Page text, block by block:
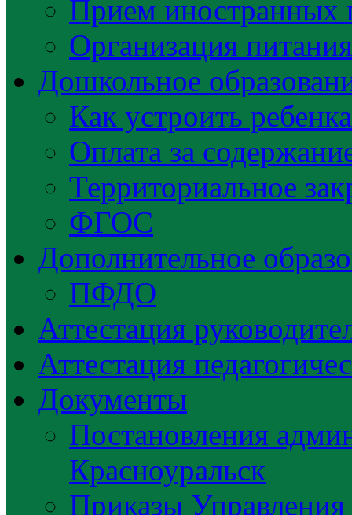
Прием иностранных
Организация
Дошкольное
Как устроить
Оплата за
Территориальное
ФГОС
Дополнительное
ПФДО
Аттестация
Аттестация
Документы
Постановления
Красноуральск
Приказы Управления